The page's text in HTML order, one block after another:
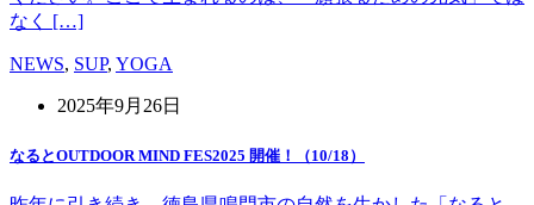
なく […]
NEWS, SUP, YOGA
2025年9月26日
なるとOUTDOOR MIND FES2025 開催！（10/18）